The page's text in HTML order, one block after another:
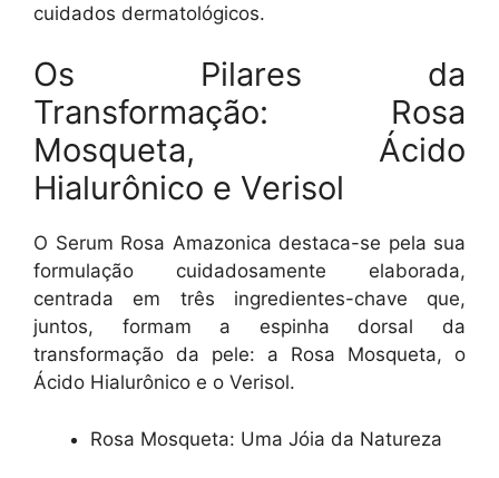
cuidados dermatológicos.
Os Pilares da
Transformação: Rosa
Mosqueta, Ácido
Hialurônico e Verisol
O Serum Rosa Amazonica destaca-se pela sua
formulação cuidadosamente elaborada,
centrada em três ingredientes-chave que,
juntos, formam a espinha dorsal da
transformação da pele: a Rosa Mosqueta, o
Ácido Hialurônico e o Verisol.
Rosa Mosqueta: Uma Jóia da Natureza